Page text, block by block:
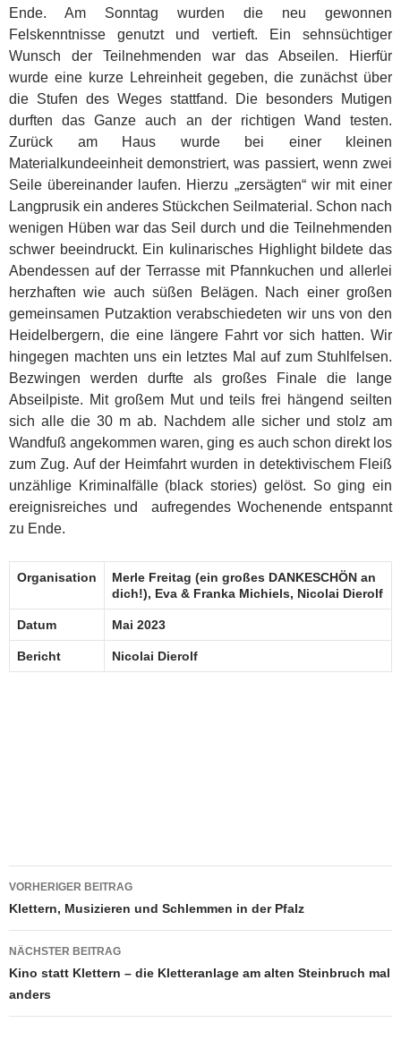
Ende. Am Sonntag wurden die neu gewonnen
Felskenntnisse genutzt und vertieft. Ein sehnsüchtiger
Wunsch der Teilnehmenden war das Abseilen. Hierfür
wurde eine kurze Lehreinheit gegeben, die zunächst über
die Stufen des Weges stattfand. Die besonders Mutigen
durften das Ganze auch an der richtigen Wand testen.
Zurück am Haus wurde bei einer kleinen
Materialkundeeinheit demonstriert, was passiert, wenn zwei
Seile übereinander laufen. Hierzu „zersägten“ wir mit einer
Langprusik ein anderes Stückchen Seilmaterial. Schon nach
wenigen Hüben war das Seil durch und die Teilnehmenden
schwer beeindruckt. Ein kulinarisches Highlight bildete das
Abendessen auf der Terrasse mit Pfannkuchen und allerlei
herzhaften wie auch süßen Belägen. Nach einer großen
gemeinsamen Putzaktion verabschiedeten wir uns von den
Heidelbergern, die eine längere Fahrt vor sich hatten. Wir
hingegen machten uns ein letztes Mal auf zum Stuhlfelsen.
Bezwingen werden durfte als großes Finale die lange
Abseilpiste. Mit großem Mut und teils frei hängend seilten
sich alle die 30 m ab. Nachdem alle sicher und stolz am
Wandfuß angekommen waren, ging es auch schon direkt los
zum Zug. Auf der Heimfahrt wurden in detektivischem Fleiß
unzählige Kriminalfälle (black stories) gelöst. So ging ein
ereignisreiches und aufregendes Wochenende entspannt
zu Ende.
Organisation
Merle Freitag (ein großes DANKESCHÖN an
dich!), Eva & Franka Michiels, Nicolai Dierolf
Datum Mai 2023
Bericht Nicolai Dierolf
Beitragsnavigation
VORHERIGER BEITRAG
Klettern, Musizieren und Schlemmen in der Pfalz
NÄCHSTER BEITRAG
Kino statt Klettern – die Kletteranlage am alten Steinbruch mal
anders